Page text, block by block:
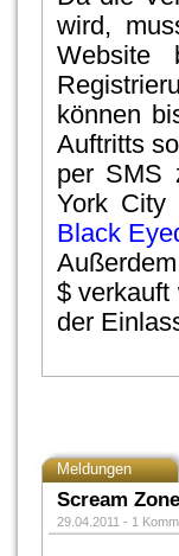
wird,
Website
können
Auftritts
per SMS
York City
Black
$ verkauft
der
Meldungen
Scream
29.04.2011 - 1